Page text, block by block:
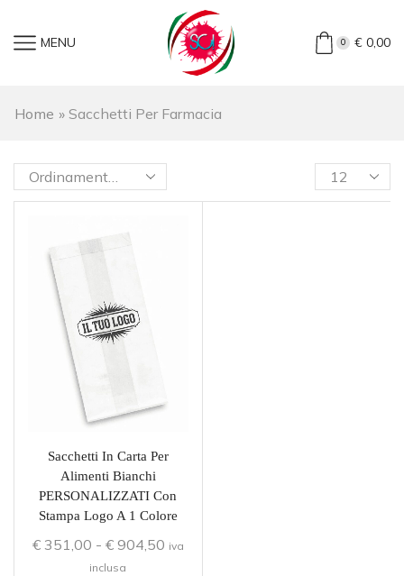
MENU 0 €0,00
Home » Sacchetti Per Farmacia
Sacchetti In Carta Per
Alimenti Bianchi
PERSONALIZZATI Con
Stampa Logo A 1 Colore
€351,00 - €904,50 iva
inclusa